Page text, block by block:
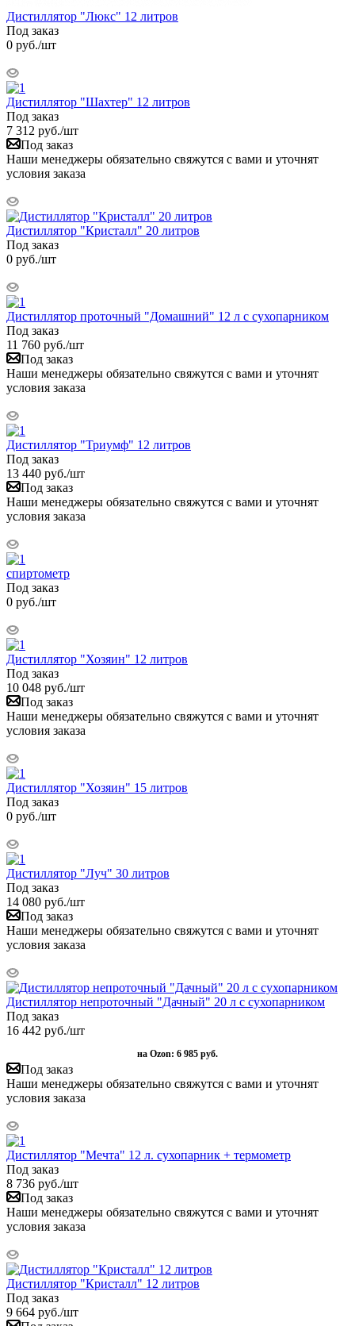
Дистиллятор "Люкс" 12 литров
Под заказ
0 руб./шт
Дистиллятор "Шахтер" 12 литров
Под заказ
7 312 руб./шт
Под заказ
Наши менеджеры обязательно свяжутся с вами и уточнят
условия заказа
Дистиллятор "Кристалл" 20 литров
Под заказ
0 руб./шт
Дистиллятор проточный "Домашний" 12 л с сухопарником
Под заказ
11 760 руб./шт
Под заказ
Наши менеджеры обязательно свяжутся с вами и уточнят
условия заказа
Дистиллятор "Триумф" 12 литров
Под заказ
13 440 руб./шт
Под заказ
Наши менеджеры обязательно свяжутся с вами и уточнят
условия заказа
спиртометр
Под заказ
0 руб./шт
Дистиллятор "Хозяин" 12 литров
Под заказ
10 048 руб./шт
Под заказ
Наши менеджеры обязательно свяжутся с вами и уточнят
условия заказа
Дистиллятор "Хозяин" 15 литров
Под заказ
0 руб./шт
Дистиллятор "Луч" 30 литров
Под заказ
14 080 руб./шт
Под заказ
Наши менеджеры обязательно свяжутся с вами и уточнят
условия заказа
Дистиллятор непроточный "Дачный" 20 л с сухопарником
Под заказ
16 442 руб./шт
на Ozon: 6 985 руб.
Под заказ
Наши менеджеры обязательно свяжутся с вами и уточнят
условия заказа
Дистиллятор "Мечта" 12 л. сухопарник + термометр
Под заказ
8 736 руб./шт
Под заказ
Наши менеджеры обязательно свяжутся с вами и уточнят
условия заказа
Дистиллятор "Кристалл" 12 литров
Под заказ
9 664 руб./шт